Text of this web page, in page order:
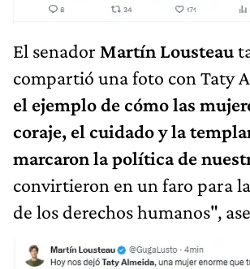
El senador Martín Lousteau
compartió una foto con Taty
el ejemplo de cómo las
coraje, el cuidado y la
marcaron la política de
convirtieron en un faro para
de los derechos humanos",